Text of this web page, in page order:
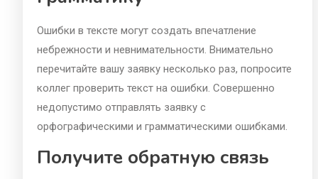
Ошибки в тексте могут создать впечатление
небрежности и невнимательности. Внимательно
перечитайте вашу заявку несколько раз, попросите
коллег проверить текст на ошибки. Совершенно
недопустимо отправлять заявку с
орфографическими и грамматическими ошибками.
Получите обратную связь